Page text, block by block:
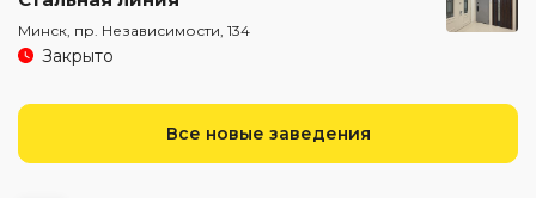
Минск, пр. Независимости, 134
Закрыто
Все новые заведения